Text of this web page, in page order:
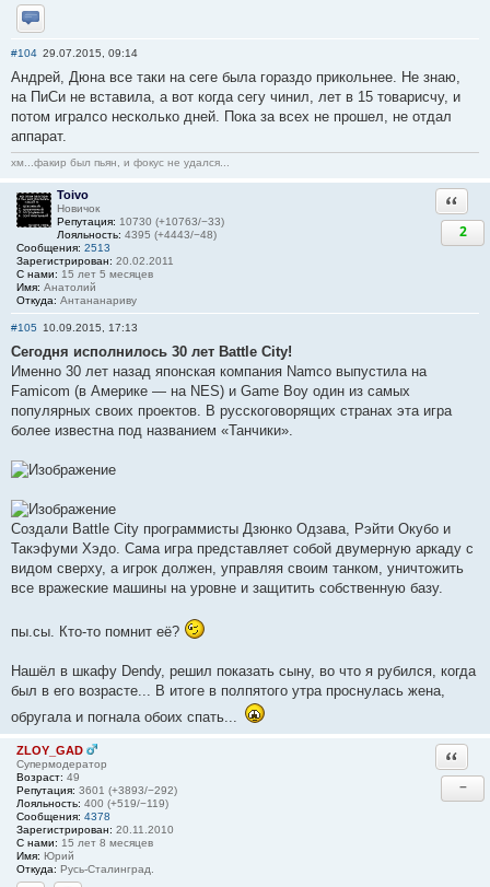
Отправить личное сообщение
#104 29.07.2015, 09:14
Андрей, Дюна все таки на сеге была гораздо прикольнее. Не знаю,
на ПиСи не вставила, а вот когда сегу чинил, лет в 15 товарисчу, и
потом игралсо несколько дней. Пока за всех не прошел, не отдал
аппарат.
хм...факир был пьян, и фокус не удался...
Toivo
Новичок
Репутация: 10730 (+10763/−33)
Лояльность: 4395 (+4443/−48)
Сообщения: 2513
Зарегистрирован: 20.02.2011
С нами: 15 лет 5 месяцев
Имя: Анатолий
Откуда: Антананариву
2
#105 10.09.2015, 17:13
Сегодня исполнилось 30 лет Battle City!
Именно 30 лет назад японская компания Namco выпустила на
Famicom (в Америке — на NES) и Game Boy один из самых
популярных своих проектов. В русскоговорящих странах эта игра
более известна под названием «Танчики».
Создали Battle City программисты Дзюнко Одзава, Рэйти Окубо и
Такэфуми Хэдо. Сама игра представляет собой двумерную аркаду с
видом сверху, а игрок должен, управляя своим танком, уничтожить
все вражеские машины на уровне и защитить собственную базу.
пы.сы. Кто-то помнит её?
Нашёл в шкафу Dendy, решил показать сыну, во что я рубился, когда
был в его возрасте... В итоге в полпятого утра проснулась жена,
обругала и погнала обоих спать...
ZLOY_GAD
Супермодератор
Возраст: 49
Репутация: 3601 (+3893/−292)
Лояльность: 400 (+519/−119)
Сообщения: 4378
Зарегистрирован: 20.11.2010
С нами: 15 лет 8 месяцев
Имя: Юрий
Откуда: Русь-Сталинград.
−